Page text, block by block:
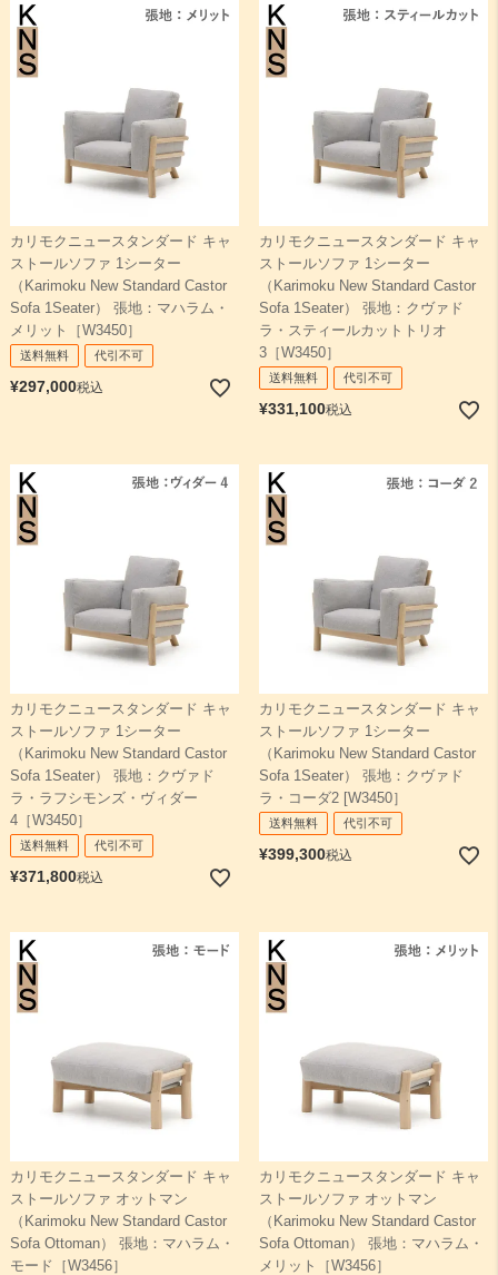
カリモクニュースタンダード キャ
ストールソファ 1シーター
（Karimoku New Standard Castor
Sofa 1Seater） 張地：マハラム・
メリット［W3450］
送料無料 代引不可
¥297,000税込
カリモクニュースタンダード キャ
ストールソファ 1シーター
（Karimoku New Standard Castor
Sofa 1Seater） 張地：クヴァド
ラ・スティールカットトリオ
3［W3450］
送料無料 代引不可
¥331,100税込
カリモクニュースタンダード キャ
ストールソファ 1シーター
（Karimoku New Standard Castor
Sofa 1Seater） 張地：クヴァド
ラ・ラフシモンズ・ヴィダー
4［W3450］
送料無料 代引不可
¥371,800税込
カリモクニュースタンダード キャ
ストールソファ 1シーター
（Karimoku New Standard Castor
Sofa 1Seater） 張地：クヴァド
ラ・コーダ2 [W3450］
送料無料 代引不可
¥399,300税込
カリモクニュースタンダード キャ
ストールソファ オットマン
（Karimoku New Standard Castor
Sofa Ottoman） 張地：マハラム・
モード［W3456］
カリモクニュースタンダード キャ
ストールソファ オットマン
（Karimoku New Standard Castor
Sofa Ottoman） 張地：マハラム・
メリット［W3456］